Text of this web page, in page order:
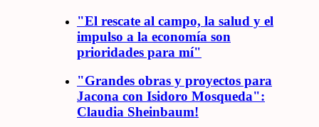
"El rescate al campo, la salud y el
impulso a la economía son
prioridades para mí"
"Grandes obras y proyectos para
Jacona con Isidoro Mosqueda":
Claudia Sheinbaum!